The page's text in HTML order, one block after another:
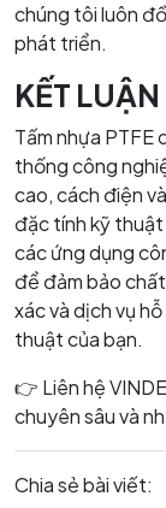
chúng tôi luôn
phát triển.
KẾT LUẬN
Tấm nhựa PTFE
thống công
cao, cách điện
đặc tính kỹ
các ứng dụng
để đảm bảo
xác và dịch vụ
thuật của bạn.
👉 Liên hệ
chuyên sâu và
Chia sẻ bài viết: